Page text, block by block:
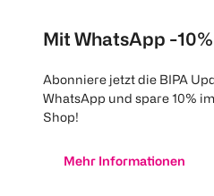
Mit WhatsApp -
Abonniere jetzt die BIPA
WhatsApp und spare 10%
Shop!
Mehr Informationen